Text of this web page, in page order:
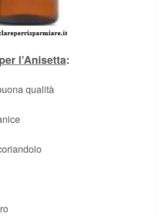
l’Anisetta:
qualità